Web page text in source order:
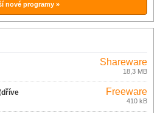
nové programy »
Shareware
18,3 MB
Freeware
410 kB